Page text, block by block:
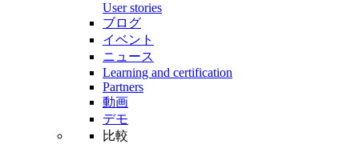
User stories
ブログ
イベント
ニュース
Learning and certification
Partners
動画
デモ
比較